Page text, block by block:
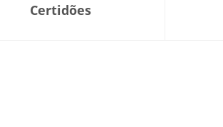
Certidões